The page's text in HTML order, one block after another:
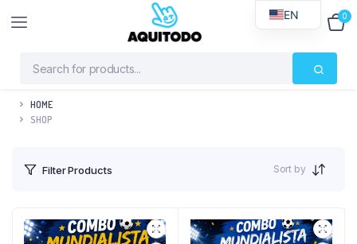
0
HOME
SHOP
Filter Products Sort by
EN